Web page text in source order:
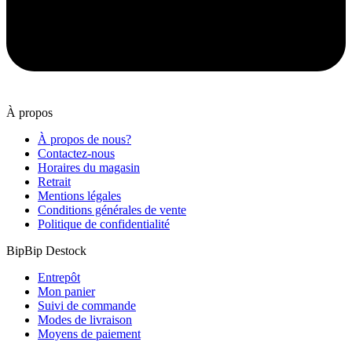
À propos
À propos de nous?
Contactez-nous
Horaires du magasin
Retrait
Mentions légales
Conditions générales de vente
Politique de confidentialité
BipBip Destock
Entrepôt
Mon panier
Suivi de commande
Modes de livraison
Moyens de paiement